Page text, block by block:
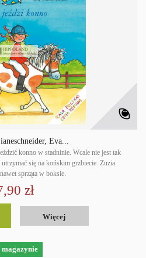
Eva...
konno w stadninie. Wcale nie jest tak
się na końskim grzbiecie. Zuzia
sprząta w boksie.
zł
Więcej
magazynie